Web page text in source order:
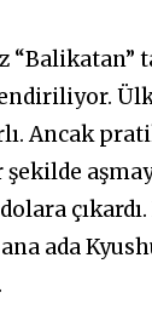
Ancak
şekilde
ada